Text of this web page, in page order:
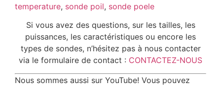
temperature, sonde poil, sonde poele
Si vous avez des questions, sur les tailles, les
puissances, les caractéristiques ou encore les
types de sondes, n’hésitez pas à nous contacter
via le formulaire de contact : CONTACTEZ-NOUS
Nous sommes aussi sur YouTube! Vous pouvez